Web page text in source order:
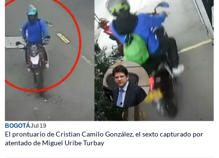
BOGOTÁJul 19
El prontuario de Cristian Camilo González, el sexto capturado por
atentado de Miguel Uribe Turbay